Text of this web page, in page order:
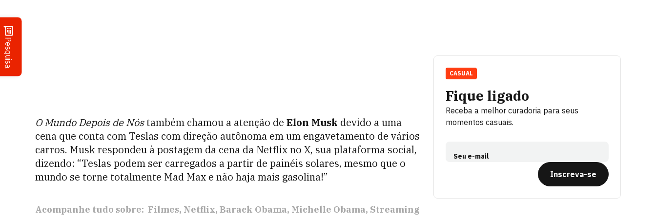
Pesquisa
O Mundo Depois de Nóstambém chamou a atenção de Elon Musk devido a uma
cena que conta com Teslas com direção autônoma em um engavetamento de vários
carros. Musk respondeu à postagem da cena da Netflix no X, sua plataforma social,
dizendo: “Teslas podem ser carregados a partir de painéis solares, mesmo que o
mundo se torne totalmente Mad Max e não haja mais gasolina!”
Acompanhe tudo sobre: Filmes Netflix Barack Obama Michelle Obama Streaming
Fique ligado
Receba a melhor curadoria para seus
momentos casuais.
Seu e-mail
Inscreva-se
CASUAL